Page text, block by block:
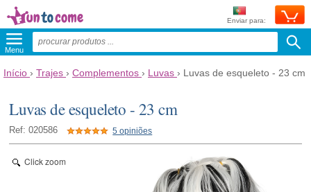
Enviar para:
Menu
Início › Trajes › Complementos › Luvas › Luvas de esqueleto - 23 cm
Luvas de esqueleto - 23 cm
Ref: 020586 5 opiniões
Click zoom